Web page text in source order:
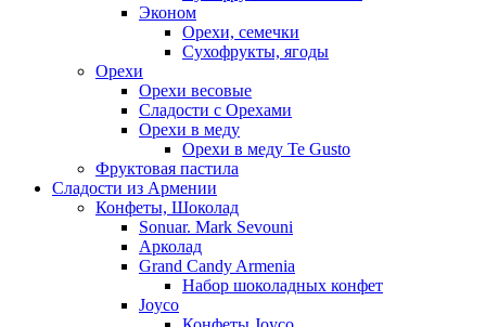
Эконом
Орехи, семечки
Сухофрукты, ягоды
Орехи
Орехи весовые
Сладости с Орехами
Орехи в меду
Орехи в меду Te Gusto
Фруктовая пастила
Сладости из Армении
Конфеты, Шоколад
Sonuar. Mark Sevouni
Арколад
Grand Candy Armenia
Набор шоколадных конфет
Joyco